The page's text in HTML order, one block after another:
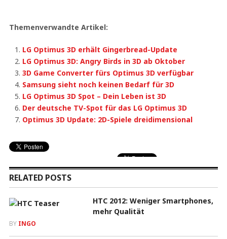
Themenverwandte Artikel:
LG Optimus 3D erhält Gingerbread-Update
LG Optimus 3D: Angry Birds in 3D ab Oktober
3D Game Converter fürs Optimus 3D verfügbar
Samsung sieht noch keinen Bedarf für 3D
LG Optimus 3D Spot – Dein Leben ist 3D
Der deutsche TV-Spot für das LG Optimus 3D
Optimus 3D Update: 2D-Spiele dreidimensional
RELATED POSTS
HTC 2012: Weniger Smartphones,
mehr Qualität
BY INGO